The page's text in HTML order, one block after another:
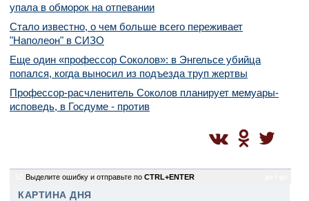
упала в обморок на отпевании
Стало известно, о чем больше всего переживает
"Наполеон" в СИЗО
Еще один «профессор Соколов»: в Энгельсе убийца
попался, когда выносил из подъезда труп жертвы
Профессор-расчленитель Соколов планирует мемуары-
исповедь, в Госдуме - против
Выделите ошибку и отправьте по CTRL+ENTER
КАРТИНА ДНЯ